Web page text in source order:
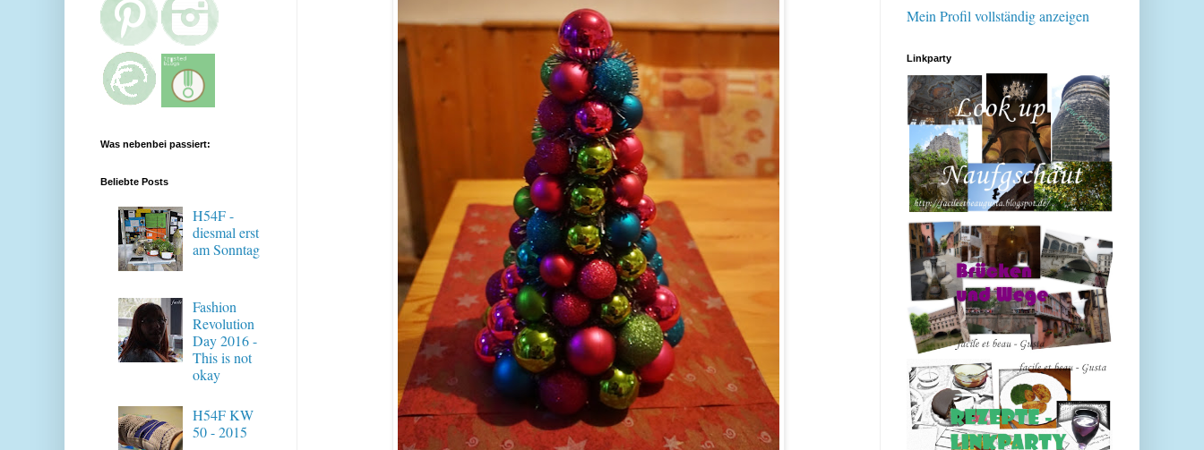
Was nebenbei passiert:
Beliebte Posts
H54F -
diesmal erst
am Sonntag
Fashion
Revolution
Day 2016 -
This is not
okay
H54F KW
50 - 2015
Mein Profil vollständig anzeigen
Linkparty